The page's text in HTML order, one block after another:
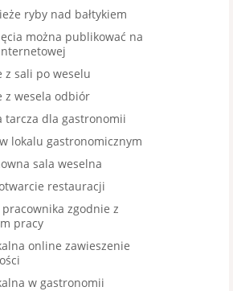
ryby nad bałtykiem
można publikować na
z sali po weselu
z wesela odbiór
tarcza dla gastronomii
lokalu gastronomicznym
sala weselna
restauracji
zgodnie z
pracy
online zawieszenie
w gastronomii